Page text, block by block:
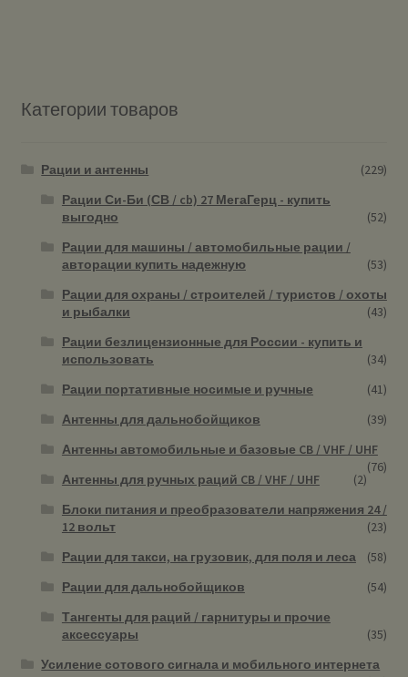
Категории товаров
Рации и антенны
(229)
Рации Си-Би (СВ / cb) 27 МегаГерц - купить
выгодно
(52)
Рации для машины / автомобильные рации /
авторации купить надежную
(53)
Рации для охраны / строителей / туристов / охоты
и рыбалки
(43)
Рации безлицензионные для России - купить и
использовать
(34)
Рации портативные носимые и ручные
(41)
Антенны для дальнобойщиков
(39)
Антенны автомобильные и базовые CB / VHF / UHF
(76)
Антенны для ручных раций CB / VHF / UHF
(2)
Блоки питания и преобразователи напряжения 24 /
12 вольт
(23)
Рации для такси, на грузовик, для поля и леса
(58)
Рации для дальнобойщиков
(54)
Тангенты для раций / гарнитуры и прочие
аксессуары
(35)
Усиление сотового сигнала и мобильного интернета